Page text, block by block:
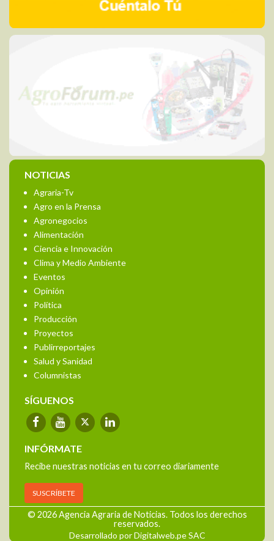
NOTICIAS
Agraria-Tv
Agro en la Prensa
Agronegocios
Alimentación
Ciencia e Innovación
Clima y Medio Ambiente
Eventos
Opinión
Política
Producción
Proyectos
Publirreportajes
Salud y Sanidad
Columnistas
SÍGUENOS
INFÓRMATE
Recibe nuestras noticias en tu correo diariamente
SUSCRÍBETE
© 2026 Agencia Agraria de Noticias. Todos los derechos
reservados.
Desarrollado por Digitalweb.pe SAC